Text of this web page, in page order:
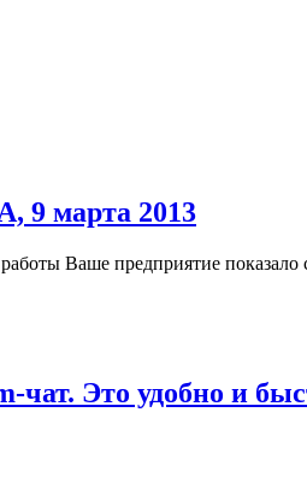
марта 2013
Ваше предприятие
Это удобно и